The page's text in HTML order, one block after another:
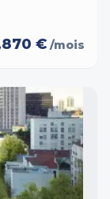
€ /mois